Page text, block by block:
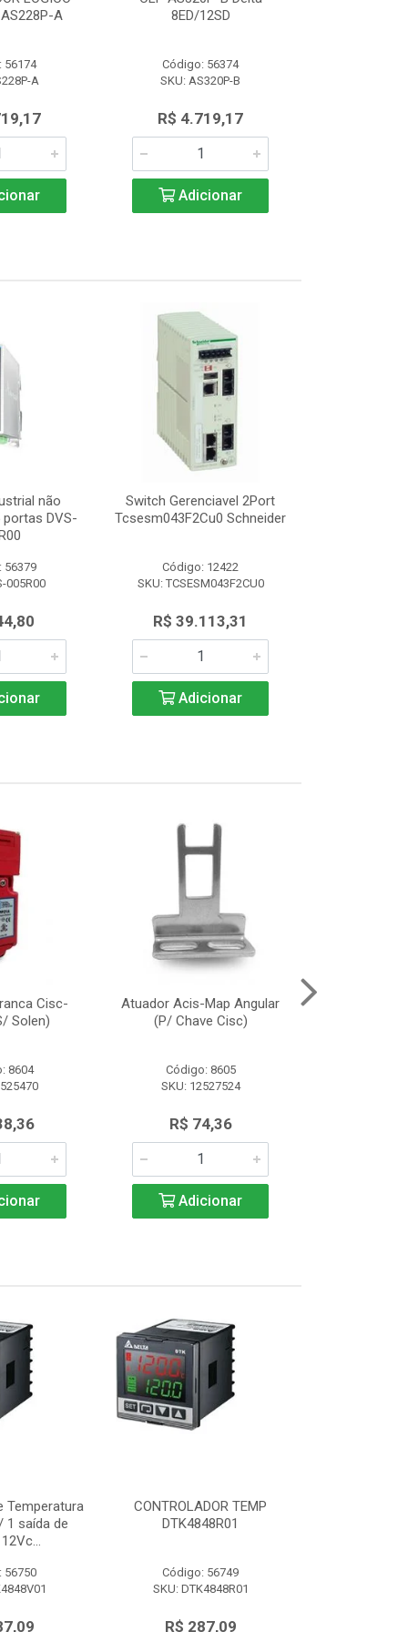
A
56174
A
8ED/12SD
Código: 56374
SKU: AS320P-B
R$ 4.719,17
Adicionar
não
portas DVS-
56379
005R00
Switch Gerenciavel 2Port
Tcsesm043F2Cu0 Schneider
Código: 12422
SKU: TCSESM043F2CU0
R$ 39.113,31
Adicionar
Cisc-
Solen)
8604
Atuador Acis-Map Angular
(P/ Chave Cisc)
Código: 8605
SKU: 12527524
R$ 74,36
Adicionar
Temperatura
1 saída de
56750
CONTROLADOR TEMP
DTK4848R01
Código: 56749
SKU: DTK4848R01
R$ 287,09